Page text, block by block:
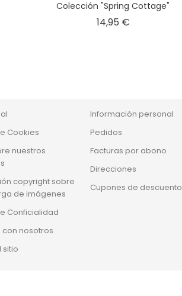
Colección "Spring Cottage"
14,95 €Precio
Cookies
nuestros
copyright sobre
de imágenes
Conficialidad
nosotros
sitio
Información personal
Pedidos
Facturas por abono
Direcciones
Cupones de descuento